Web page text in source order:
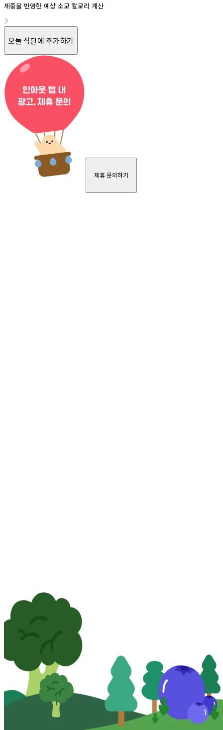
체중을 반영한 예상 소모 칼로리 계산
오늘 식단에 추가하기
제휴 문의하기